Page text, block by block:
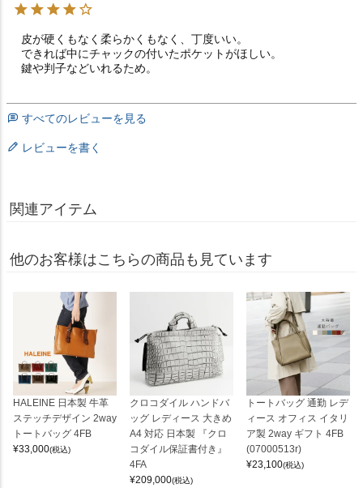
皮が硬くもなく柔らかくもなく、丁度いい。
できれば中にチャックの付いたポケットがほしい。
鍵や判子などいれるため。
すべてのレビューを見る
レビューを書く
関連アイテム
他のお客様はこちらの商品も見ています
HALEINE 日本製 牛革
ステッチデザイン 2way
トートバッグ 4FB
¥33,000(税込)
クロコダイル ハンドバ
ッグ レディース 大きめ
A4 対応 日本製 『クロ
コダイル保証書付き』
4FA
¥209,000(税込)
トートバッグ 通勤 レデ
ィース オフィス イタリ
ア製 2way ギフト 4FB
(07000513r)
¥23,100(税込)